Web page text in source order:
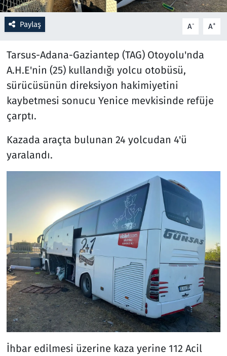
Paylaş A- A+
Tarsus-Adana-Gaziantep (TAG) Otoyolu'nda
A.H.E'nin (25) kullandığı yolcu otobüsü,
sürücüsünün direksiyon hakimiyetini
kaybetmesi sonucu Yenice mevkisinde refüje
çarptı.
Kazada araçta bulunan 24 yolcudan 4'ü
yaralandı.
​​​​​​​İhbar edilmesi üzerine kaza yerine 112 Acil
Rüya Tabirleri
Sağlık
Savunma Sanayi
Seçim 2023
Spor
Teknoloji ve Bilim